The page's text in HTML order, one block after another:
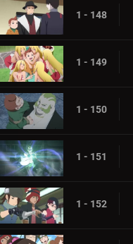
1 - 148
1 - 149
1 - 150
1 - 151
1 - 152